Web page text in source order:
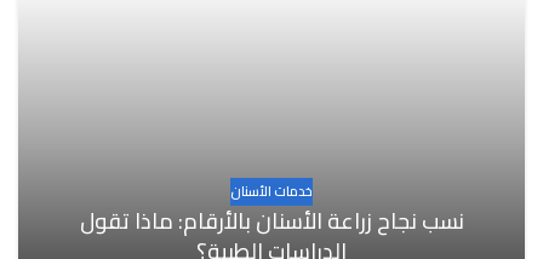
خدمات الأسنان
نسب نجاح زراعة الأسنان بالأرقام: ماذا تقول
الدراسات الطبية؟